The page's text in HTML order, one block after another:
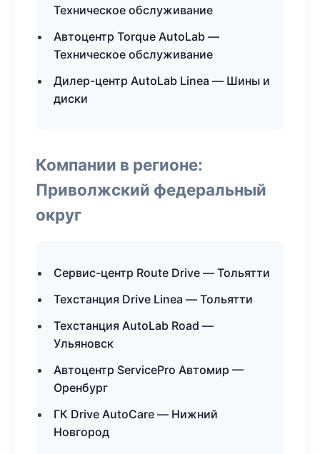
Техническое обслуживание
Автоцентр Torque AutoLab —
Техническое обслуживание
Дилер-центр AutoLab Linea — Шины и
диски
Компании в регионе:
Приволжский федеральный
округ
Сервис-центр Route Drive — Тольятти
Техстанция Drive Linea — Тольятти
Техстанция AutoLab Road —
Ульяновск
Автоцентр ServicePro Автомир —
Оренбург
ГК Drive AutoCare — Нижний
Новгород